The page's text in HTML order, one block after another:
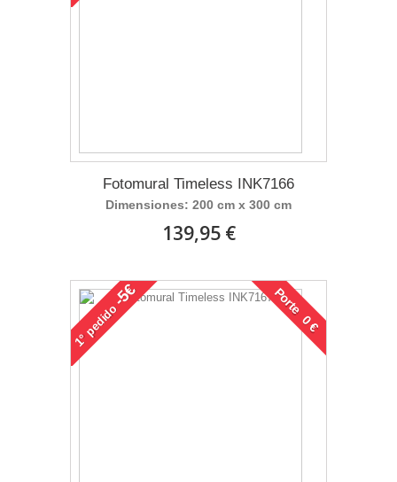
Fotomural Timeless INK7166
Dimensiones: 200 cm x 300 cm
139,95 €
1°
pedido
-5€ Porte 0 €